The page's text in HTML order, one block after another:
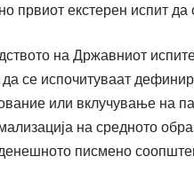
првиот екстерен испит да
на Државниот
се испочитуваат
или вклучување на
на средното
писмено